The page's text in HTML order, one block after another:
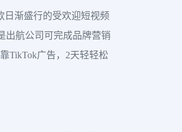
日渐盛行的受欢迎短视频
出航公司可完成品牌营销
TikTok广告，2天轻轻松